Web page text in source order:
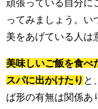
頑張っている自分に
ってみましょう。い
美をあげている人は
美味しいご飯を食べ
スパに出かけたり と
ば形の有無は関係あ